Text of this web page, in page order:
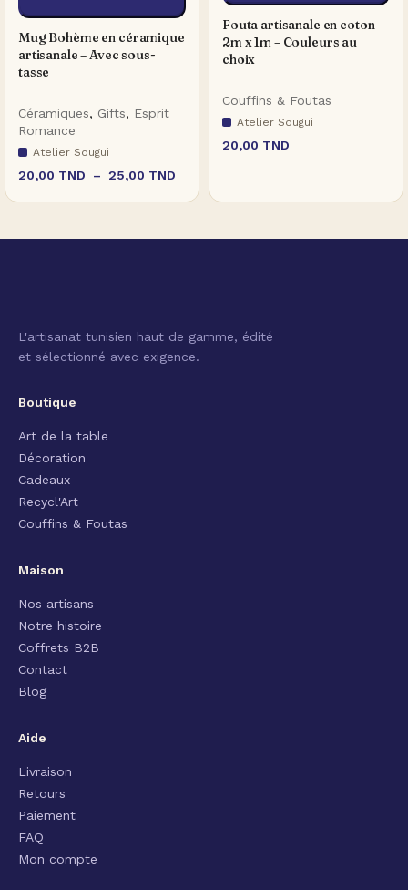
Mug Bohème en céramique
artisanale – Avec sous-
tasse
Céramiques, Gifts, Esprit
Romance
Atelier Sougui
20,00 TND – 25,00 TND
Fouta artisanale en coton –
2m x 1m – Couleurs au
choix
Couffins & Foutas
Atelier Sougui
20,00 TND
L'artisanat tunisien haut de gamme, édité
et sélectionné avec exigence.
Boutique
Art de la table
Décoration
Cadeaux
Recycl'Art
Couffins & Foutas
Maison
Nos artisans
Notre histoire
Coffrets B2B
Contact
Blog
Aide
Livraison
Retours
Paiement
FAQ
Mon compte